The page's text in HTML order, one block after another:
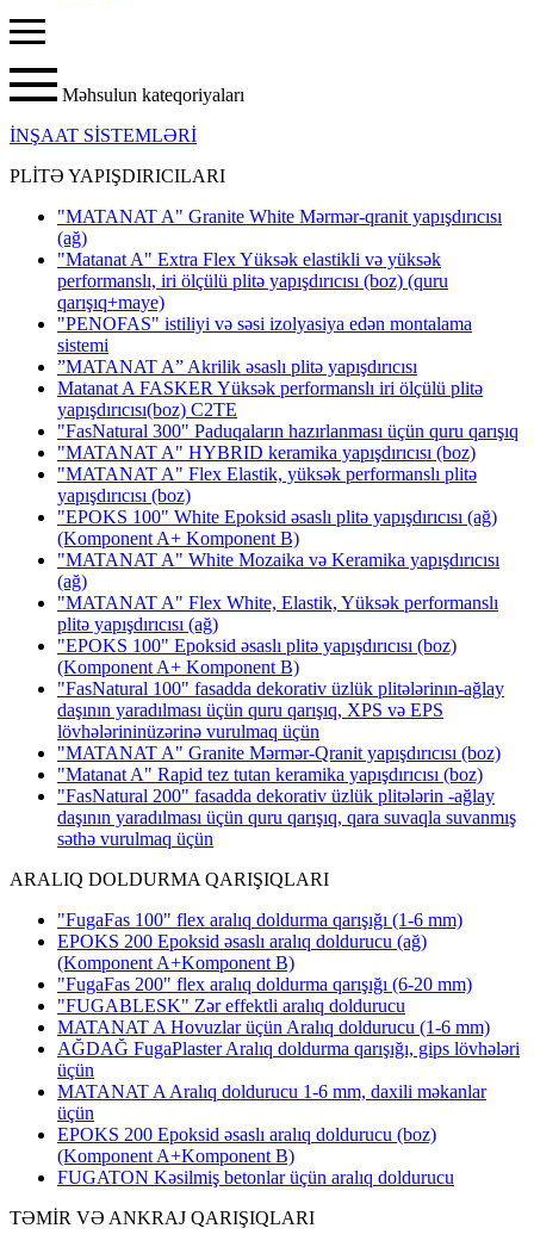
Məhsulun kateqoriyaları
İNŞAAT SİSTEMLƏRİ
PLİTƏ YAPIŞDIRICILARI
"MATANAT A" Granite White Mərmər-qranit yapışdırıcısı
(ağ)
"Matanat A" Extra Flex Yüksək elastikli və yüksək
performanslı, iri ölçülü plitə yapışdırıcısı (boz) (quru
qarışıq+maye)
"PENOFAS" istiliyi və səsi izolyasiya edən montalama
sistemi
”MATANAT A” Akrilik əsaslı plitə yapışdırıcısı
Matanat A FASKER Yüksək performanslı iri ölçülü plitə
yapışdırıcısı(boz) C2TE
"FasNatural 300" Paduqaların hazırlanması üçün quru qarışıq
"MATANAT A" HYBRID keramika yapışdırıcısı (boz)
"MATANAT A" Flex Elastik, yüksək performanslı plitə
yapışdırıcısı (boz)
"EPOKS 100" White Epoksid əsaslı plitə yapışdırıcısı (ağ)
(Komponent A+ Komponent B)
"MATANAT A" White Mozaika və Keramika yapışdırıcısı
(ağ)
"MATANAT A" Flex White, Elastik, Yüksək performanslı
plitə yapışdırıcısı (ağ)
"EPOKS 100" Epoksid əsaslı plitə yapışdırıcısı (boz)
(Komponent A+ Komponent B)
"FasNatural 100" fasadda dekorativ üzlük plitələrinın-ağlay
daşının yaradılması üçün quru qarışıq, XPS və EPS
lövhələrininüzərinə vurulmaq üçün
"MATANAT A" Granite Mərmər-Qranit yapışdırıcısı (boz)
"Matanat A" Rapid tez tutan keramika yapışdırıcısı (boz)
"FasNatural 200" fasadda dekorativ üzlük plitələrin -ağlay
daşının yaradılması üçün quru qarışıq, qara suvaqla suvanmış
səthə vurulmaq üçün
ARALIQ DOLDURMA QARIŞIQLARI
"FugaFas 100" flex aralıq doldurma qarışığı (1-6 mm)
EPOKS 200 Epoksid əsaslı aralıq doldurucu (ağ)
(Komponent A+Komponent B)
"FugaFas 200" flex aralıq doldurma qarışığı (6-20 mm)
"FUGABLESK" Zər effektli aralıq doldurucu
MATANAT A Hovuzlar üçün Aralıq doldurucu (1-6 mm)
AĞDAĞ FugaPlaster Aralıq doldurma qarışığı, gips lövhələri
üçün
MATANAT A Aralıq doldurucu 1-6 mm, daxili məkanlar
üçün
EPOKS 200 Epoksid əsaslı aralıq doldurucu (boz)
(Komponent A+Komponent B)
FUGATON Kəsilmiş betonlar üçün aralıq doldurucu
TƏMİR VƏ ANKRAJ QARIŞIQLARI